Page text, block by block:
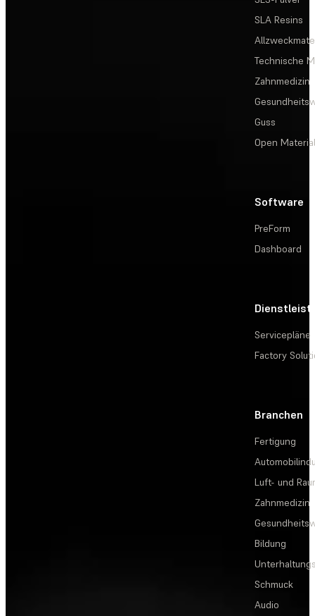
SLA Resins
Technische
Zahnmedizin
Guss
Open
Software
PreForm
Dashboard
Servicepläne
Factory
Branchen
Fertigung
Luft- und
Zahnmedizin
Bildung
Schmuck
Audio